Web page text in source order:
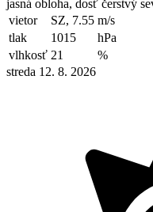
jasná obloha, dosť čerstvý
vietor
SZ, 7.55 m/s
tlak
1015
hPa
vlhkosť 21
%
streda 12. 8. 2026